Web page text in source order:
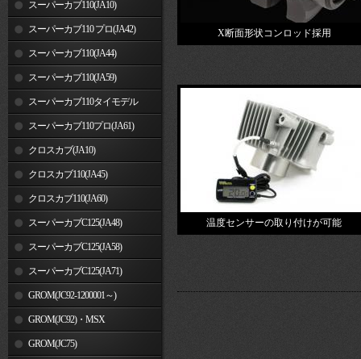
スーパーカブ110(JA10)
スーパーカブ110 プロ(JA42)
スーパーカブ110(JA44)
スーパーカブ110(JA59)
スーパーカブ110タイモデル
(MLHJA56)
スーパーカブ110プロ(JA61)
クロスカブ(JA10)
クロスカブ110(JA45)
クロスカブ110(JA60)
スーパーカブC125(JA48)
スーパーカブC125(JA58)
スーパーカブC125(JA71)
GROM(JC92-1200001～)
GROM(JC92)・MSX
GROM(MLHJC92)
GROM(JC75)
X断面形状コンロッド採用
温度センサーの取り付けが可能